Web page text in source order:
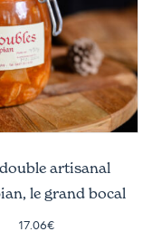
artisanal
le grand bocal
17.06€